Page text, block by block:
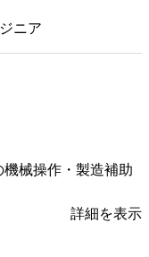
ニア
械操作・製造補助
詳細を表示